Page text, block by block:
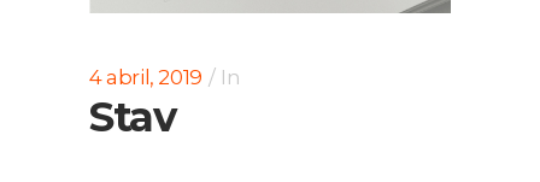
4 abril, 2019 In
Stav